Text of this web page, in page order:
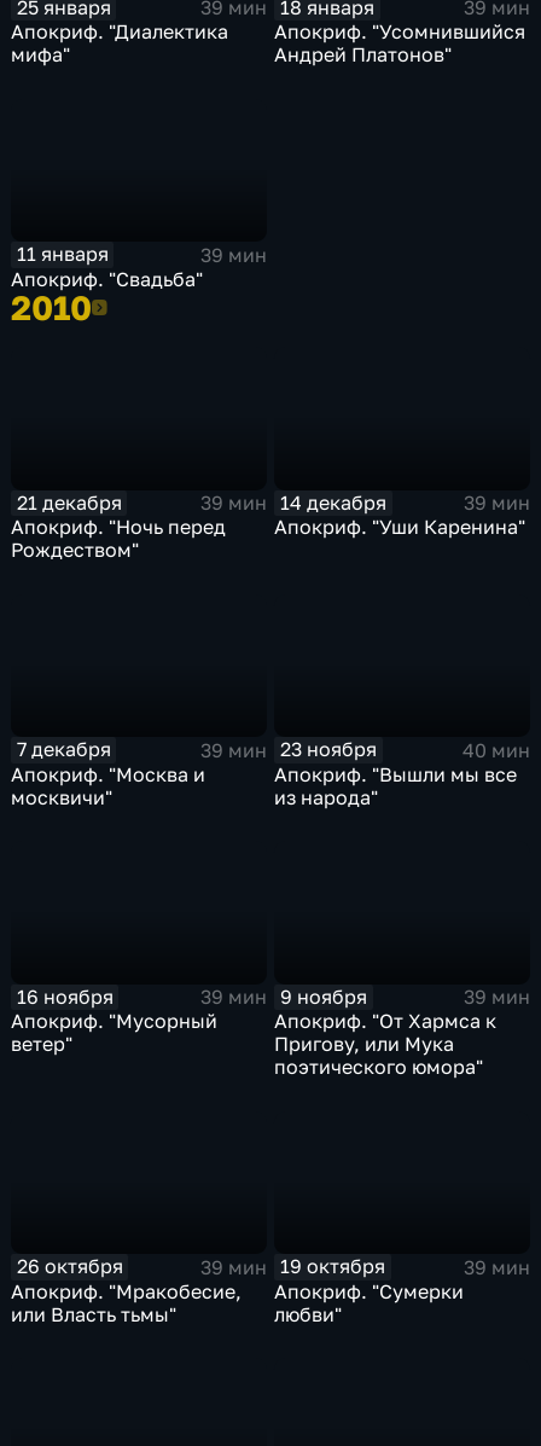
25 января
39 мин
Апокриф. "Диалектика
мифа"
18 января
39 мин
Апокриф. "Усомнившийся
Андрей Платонов"
11 января
39 мин
Апокриф. "Свадьба"
20102010
21 декабря
39 мин
Апокриф. "Ночь перед
Рождеством"
14 декабря
39 мин
Апокриф. "Уши Каренина"
7 декабря
39 мин
Апокриф. "Москва и
москвичи"
23 ноября
40 мин
Апокриф. "Вышли мы все
из народа"
16 ноября
39 мин
Апокриф. "Мусорный
ветер"
9 ноября
39 мин
Апокриф. "От Хармса к
Пригову, или Мука
поэтического юмора"
26 октября
39 мин
Апокриф. "Мракобесие,
или Власть тьмы"
19 октября
39 мин
Апокриф. "Сумерки
любви"